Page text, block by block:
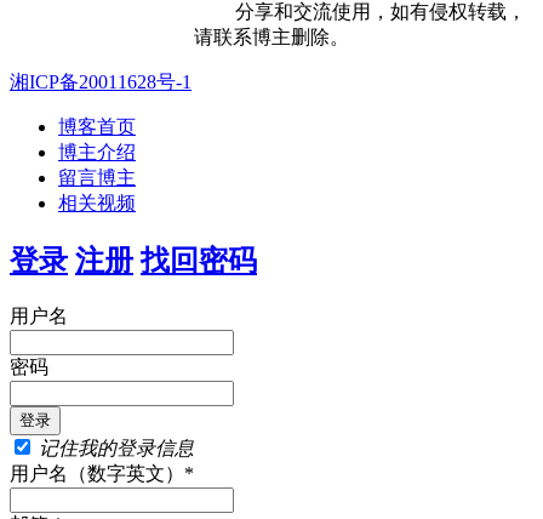
分享和交流使用，如有侵权转载，
请联系博主删除。
湘ICP备20011628号-1
博客首页
博主介绍
留言博主
相关视频
登录 注册 找回密码
用户名
密码
记住我的登录信息
用户名（数字英文）*